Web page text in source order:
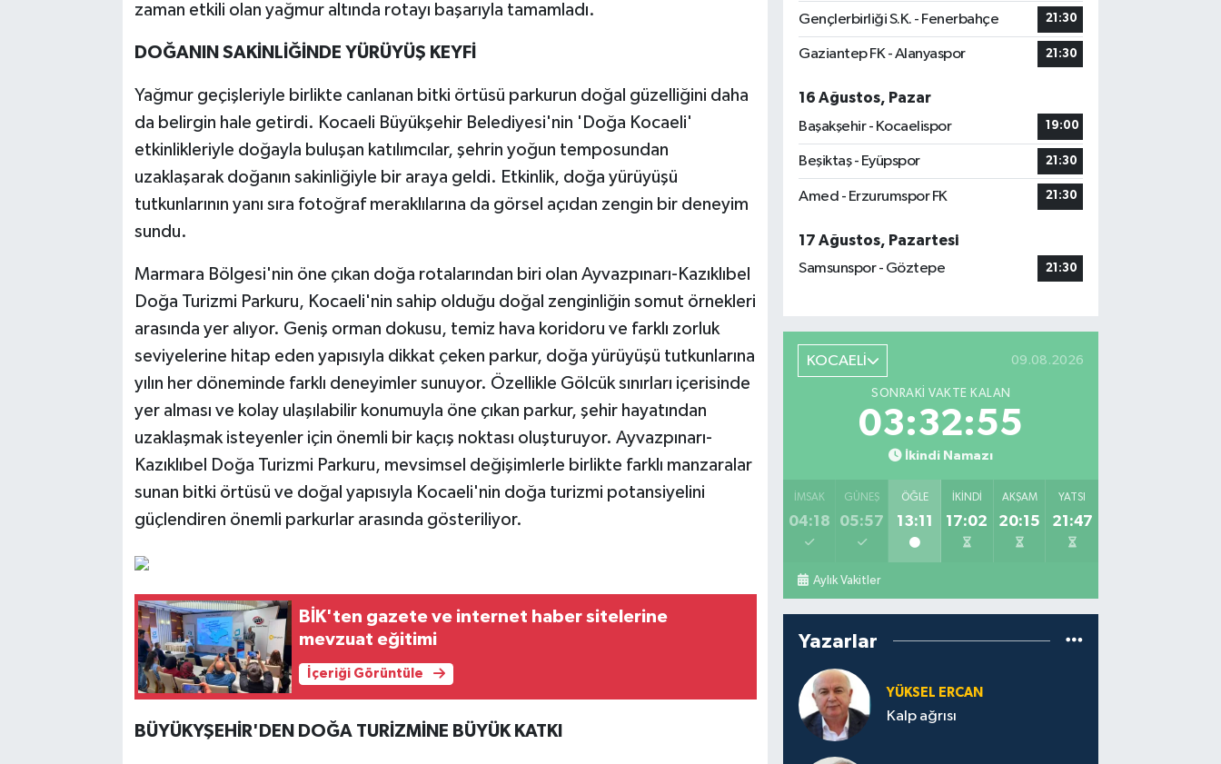
zaman etkili olan yağmur altında rotayı başarıyla tamamladı.
DOĞANIN SAKİNLİĞİNDE YÜRÜYÜŞ KEYFİ
Yağmur geçişleriyle birlikte canlanan bitki örtüsü parkurun doğal güzelliğini daha
da belirgin hale getirdi. Kocaeli Büyükşehir Belediyesi'nin 'Doğa Kocaeli'
etkinlikleriyle doğayla buluşan katılımcılar, şehrin yoğun temposundan
uzaklaşarak doğanın sakinliğiyle bir araya geldi. Etkinlik, doğa yürüyüşü
tutkunlarının yanı sıra fotoğraf meraklılarına da görsel açıdan zengin bir deneyim
sundu.
Marmara Bölgesi'nin öne çıkan doğa rotalarından biri olan Ayvazpınarı-Kazıklıbel
Doğa Turizmi Parkuru, Kocaeli'nin sahip olduğu doğal zenginliğin somut örnekleri
arasında yer alıyor. Geniş orman dokusu, temiz hava koridoru ve farklı zorluk
seviyelerine hitap eden yapısıyla dikkat çeken parkur, doğa yürüyüşü tutkunlarına
yılın her döneminde farklı deneyimler sunuyor. Özellikle Gölcük sınırları içerisinde
yer alması ve kolay ulaşılabilir konumuyla öne çıkan parkur, şehir hayatından
uzaklaşmak isteyenler için önemli bir kaçış noktası oluşturuyor. Ayvazpınarı-
Kazıklıbel Doğa Turizmi Parkuru, mevsimsel değişimlerle birlikte farklı manzaralar
sunan bitki örtüsü ve doğal yapısıyla Kocaeli'nin doğa turizmi potansiyelini
güçlendiren önemli parkurlar arasında gösteriliyor.
BİK'ten gazete ve internet haber sitelerine
mevzuat eğitimi
İçeriği Görüntüle
BÜYÜKYŞEHİR'DEN DOĞA TURİZMİNE BÜYÜK KATKI
Gençlerbirliği S.K. - Fenerbahçe 21:30
Gaziantep FK - Alanyaspor 21:30
16 Ağustos, Pazar
Başakşehir - Kocaelispor
19:00
Beşiktaş - Eyüpspor 21:30
Amed - Erzurumspor FK 21:30
17 Ağustos, Pazartesi
Samsunspor - Göztepe
21:30
KOCAELİ 09.08.2026
SONRAKI VAKTE KALAN
03:32:54
İkindi Namazı
İMSAK
04:18
GÜNEŞ
05:57
ÖĞLE
13:11
İKINDI
17:02
AKŞAM
20:15
YATSI
21:47
Aylık Vakitler
Yazarlar
YÜKSEL ERCAN
Kalp ağrısı